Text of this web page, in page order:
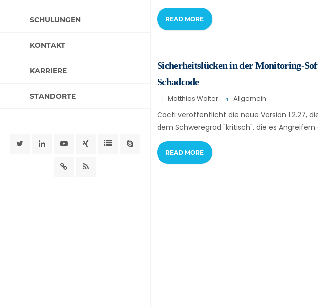
SCHULUNGEN
KONTAKT
KARRIERE
STANDORTE
READ MORE
Sicherheitslücken in der Monitoring-
Schadcode
Matthias Walter Allgemein
Cacti veröffentlicht die neue Version 1.2.27,
dem Schweregrad "kritisch", die es
READ MORE